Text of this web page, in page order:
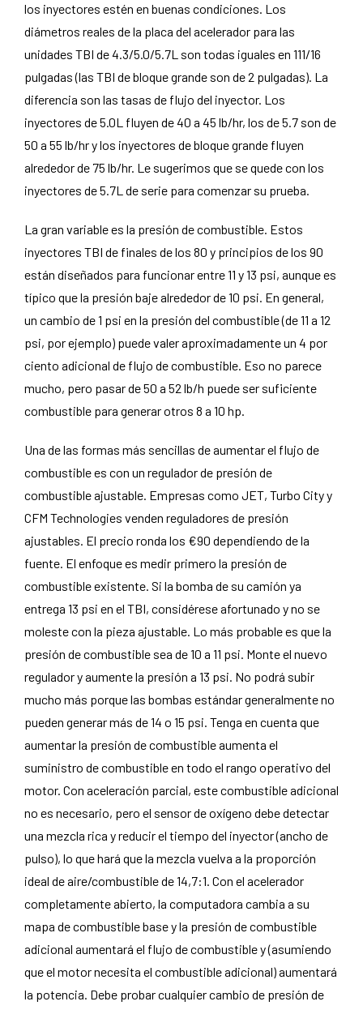
los inyectores estén en buenas condiciones. Los
diámetros reales de la placa del acelerador para las
unidades TBI de 4.3/5.0/5.7L son todas iguales en 111/16
pulgadas (las TBI de bloque grande son de 2 pulgadas). La
diferencia son las tasas de flujo del inyector. Los
inyectores de 5.0L fluyen de 40 a 45 lb/hr, los de 5.7 son de
50 a 55 lb/hr y los inyectores de bloque grande fluyen
alrededor de 75 lb/hr. Le sugerimos que se quede con los
inyectores de 5.7L de serie para comenzar su prueba.
La gran variable es la presión de combustible. Estos
inyectores TBI de finales de los 80 y principios de los 90
están diseñados para funcionar entre 11 y 13 psi, aunque es
típico que la presión baje alrededor de 10 psi. En general,
un cambio de 1 psi en la presión del combustible (de 11 a 12
psi, por ejemplo) puede valer aproximadamente un 4 por
ciento adicional de flujo de combustible. Eso no parece
mucho, pero pasar de 50 a 52 lb/h puede ser suficiente
combustible para generar otros 8 a 10 hp.
Una de las formas más sencillas de aumentar el flujo de
combustible es con un regulador de presión de
combustible ajustable. Empresas como JET, Turbo City y
CFM Technologies venden reguladores de presión
ajustables. El precio ronda los €90 dependiendo de la
fuente. El enfoque es medir primero la presión de
combustible existente. Si la bomba de su camión ya
entrega 13 psi en el TBI, considérese afortunado y no se
moleste con la pieza ajustable. Lo más probable es que la
presión de combustible sea de 10 a 11 psi. Monte el nuevo
regulador y aumente la presión a 13 psi. No podrá subir
mucho más porque las bombas estándar generalmente no
pueden generar más de 14 o 15 psi. Tenga en cuenta que
aumentar la presión de combustible aumenta el
suministro de combustible en todo el rango operativo del
motor. Con aceleración parcial, este combustible adicional
no es necesario, pero el sensor de oxígeno debe detectar
una mezcla rica y reducir el tiempo del inyector (ancho de
pulso), lo que hará que la mezcla vuelva a la proporción
ideal de aire/combustible de 14,7:1. Con el acelerador
completamente abierto, la computadora cambia a su
mapa de combustible base y la presión de combustible
adicional aumentará el flujo de combustible y (asumiendo
que el motor necesita el combustible adicional) aumentará
la potencia. Debe probar cualquier cambio de presión de